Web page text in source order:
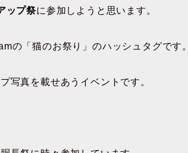
ップ祭に参加しようと思います。
の「猫のお祭り」のハッシュタグです。
写真を載せあうイベントです。